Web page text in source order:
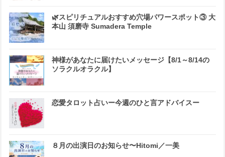
🌿スピリチュアルおすすめ穴場パワースポット③ 大
本山 須磨寺 Sumadera Temple
神様があなたに届けたいメッセージ【8/1～8/14の
ソラクルオラクル】
恋愛タロット占いー今週のひと言アドバイスー
８月の出演日のお知らせ〜Hitomi／一美